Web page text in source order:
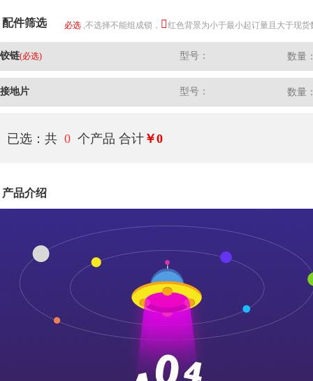
配件筛选 必选 ,不选择不能组成锁， 红色背景为小于最小起订量且大于现
铰链(必选) 型号： 数量
接地片 型号： 数量
已选：共 0 个产品 合计 ￥0
产品介绍